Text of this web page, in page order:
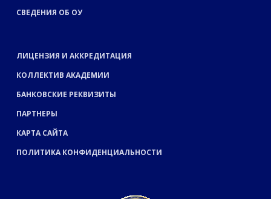
СВЕДЕНИЯ ОБ ОУ
ЛИЦЕНЗИЯ И АККРЕДИТАЦИЯ
КОЛЛЕКТИВ АКАДЕМИИ
БАНКОВСКИЕ РЕКВИЗИТЫ
ПАРТНЕРЫ
КАРТА САЙТА
ПОЛИТИКА КОНФИДЕНЦИАЛЬНОСТИ